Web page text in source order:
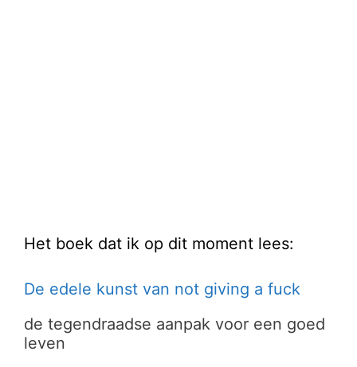
Het boek dat ik op dit moment lees:
De edele kunst van not giving a fuck
de tegendraadse aanpak voor een goed
leven